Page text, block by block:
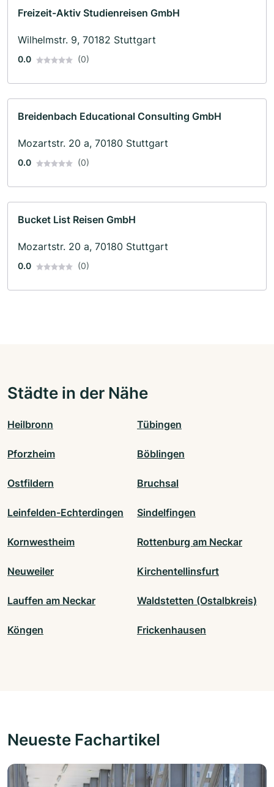
Freizeit-Aktiv Studienreisen GmbH
Wilhelmstr. 9, 70182 Stuttgart
0.0 (0)
Breidenbach Educational Consulting GmbH
Mozartstr. 20 a, 70180 Stuttgart
0.0 (0)
Bucket List Reisen GmbH
Mozartstr. 20 a, 70180 Stuttgart
0.0 (0)
Städte in der Nähe
Heilbronn Tübingen
Pforzheim Böblingen
Ostfildern Bruchsal
Leinfelden-Echterdingen Sindelfingen
Kornwestheim Rottenburg am Neckar
Neuweiler Kirchentellinsfurt
Lauffen am Neckar Waldstetten (Ostalbkreis)
Köngen Frickenhausen
Neueste Fachartikel